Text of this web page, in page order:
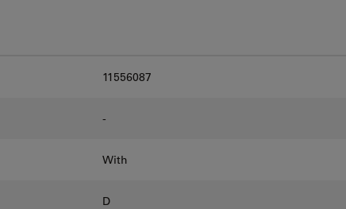
11556087
-
With
D